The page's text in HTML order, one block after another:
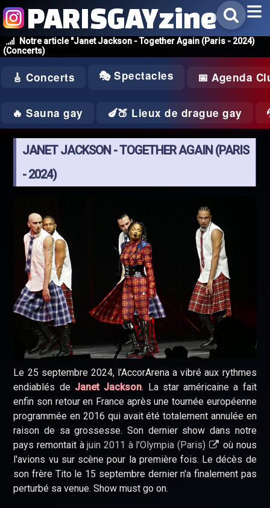
Notre article "Janet Jackson - Together Again (Paris - 2024)
(Concerts)
PARISGAYzine
🎸 Concerts 🎭 Spectacles 📅 Agenda
🔥 Sauna gay 🍆🍑 Lieux de drague gay
JANET JACKSON - TOGETHER AGAIN (PARIS
- 2024)
Le 25 septembre 2024, l'AccorArena a vibré aux rythmes
endiablés de Janet Jackson. La star américaine a fait
enfin son retour en France après une tournée européenne
programmée en 2016 qui avait été totalement annulée en
raison de sa grossesse. Son dernier show dans notre
pays remontait àjuin 2011 à l'Olympia (Paris)
où nous
l'avions vu sur scène pour la première fois. Le décès de
son frère Tito le 15 septembre dernier n'a finalement pas
perturbé sa venue. Show must go on.